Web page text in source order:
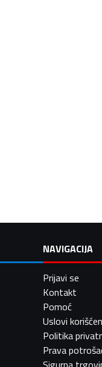
NAVIGACIJA
Prijavi se
Kontakt
Pomoć
Uslovi
Politika
Prava